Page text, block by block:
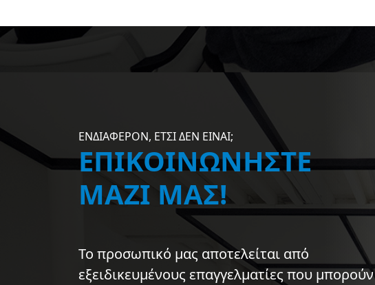
ΕΝΔΙΑΦΕΡΟΝ, ΕΤΣΙ ΔΕΝ ΕΙΝΑΙ;
ΕΠΙΚΟΙΝΩΝΗΣΤΕ
ΜΑΖΙ ΜΑΣ!
Το προσωπικό μας αποτελείται από
εξειδικευμένους επαγγελματίες που μπορούν